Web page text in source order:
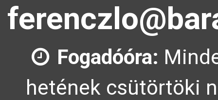
Fogadóóra:
hetének csütörtöki